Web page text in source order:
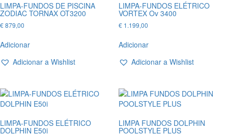
LIMPA-FUNDOS DE PISCINA
ZODIAC TORNAX OT3200
€879,00
Adicionar
Adicionar a Wishlist
LIMPA-FUNDOS ELÉTRICO
VORTEX Ov 3400
€1.199,00
Adicionar
Adicionar a Wishlist
LIMPA-FUNDOS ELÉTRICO
DOLPHIN E50i
LIMPA FUNDOS DOLPHIN
POOLSTYLE PLUS